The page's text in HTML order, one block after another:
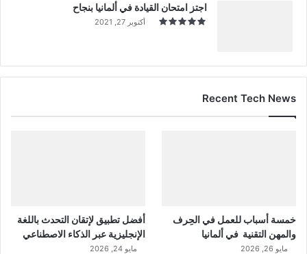
اجتز امتحان القيادة في ألمانيا بنجاح
أكتوبر 27, 2021
Recent Tech News
خمسة أسباب للعمل في الحِرف
والمهن التقنية في ألمانيا
مايو 26, 2026
أفضل تطبيق لإتقان التحدث باللغة
الإنجليزية عبر الذكاء الاصطناعي
مايو 24, 2026